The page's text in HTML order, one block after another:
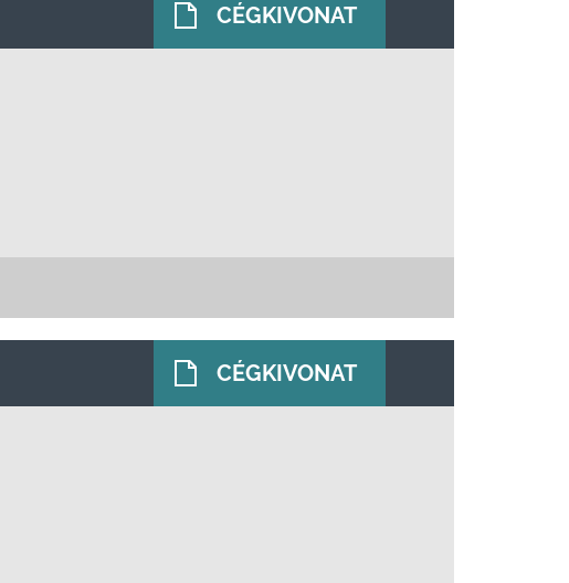
CÉGKIVONAT
CÉGKIVONAT